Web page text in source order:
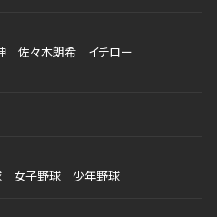
佐々木朗希
イチロー
女子野球 少年野球